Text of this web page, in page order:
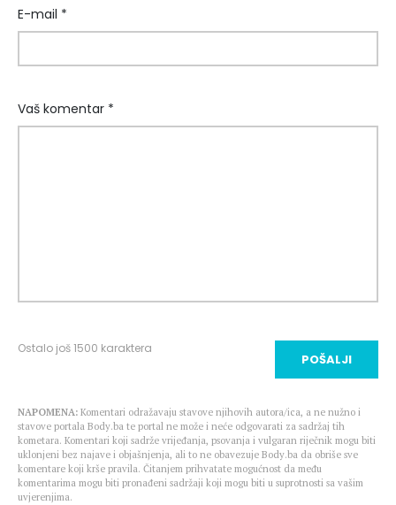
E-mail *
Vaš komentar *
Ostalo još1500 karaktera
POŠALJI
NAPOMENA: Komentari odražavaju stavove njihovih autora/ica, a ne nužno i
stavove portala Body.ba te portal ne može i neće odgovarati za sadržaj tih
kometara. Komentari koji sadrže vrijeđanja, psovanja i vulgaran riječnik mogu biti
uklonjeni bez najave i objašnjenja, ali to ne obavezuje Body.ba da obriše sve
komentare koji krše pravila. Čitanjem prihvatate mogućnost da među
komentarima mogu biti pronađeni sadržaji koji mogu biti u suprotnosti sa vašim
uvjerenjima.